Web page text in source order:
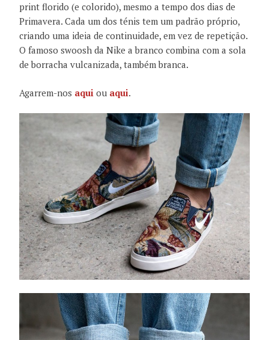
print florido (e colorido), mesmo a tempo dos dias de
Primavera. Cada um dos ténis tem um padrão próprio,
criando uma ideia de continuidade, em vez de repetição.
O famoso swoosh da Nike a branco combina com a sola
de borracha vulcanizada, também branca.
Agarrem-nos aqui ou aqui.